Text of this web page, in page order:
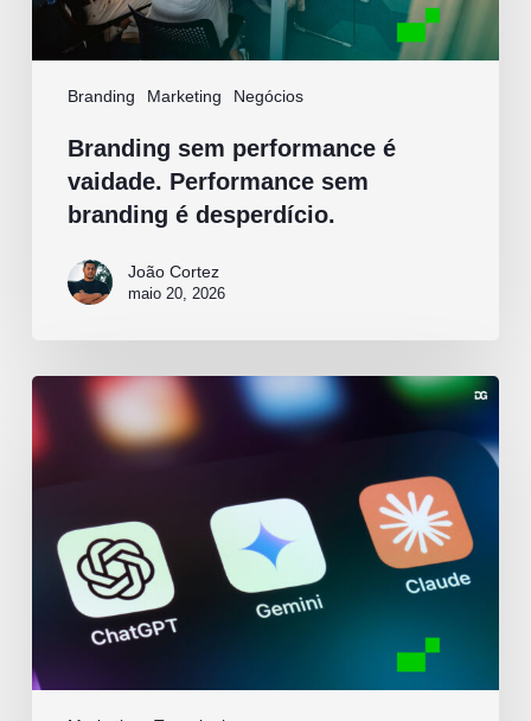
Branding Marketing Negócios
Branding sem performance é
vaidade. Performance sem
branding é desperdício.
João Cortez
maio 20, 2026
IA
no
marketing:
o
muda
empresa